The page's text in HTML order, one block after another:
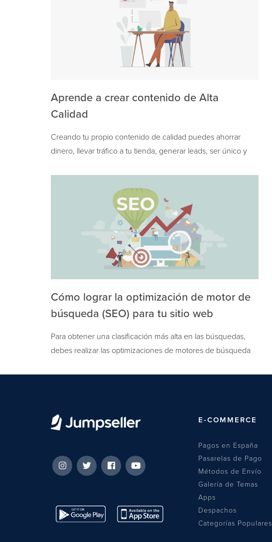
Aprende a crear contenido de Alta
Calidad
Creando tu propio contenido de calidad puedes ahorrar
dinero, llevar tráfico a tu tienda, generar leads, ser único y
Cómo lograr la optimización de motor de
búsqueda (SEO) para tu sitio web
Para obtener una clasificación más alta en las búsquedas,
debes realizar las optimizaciones de motores de búsqueda
E-COMMERCE
Pagos en España
Pasarelas de Pago
Métodos de Envío
Galería de Temas
Apps
Despachos
Categorías Populares